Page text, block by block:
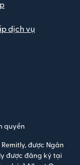
dịch vụ
quyền
được Ngân
được đăng ký tại